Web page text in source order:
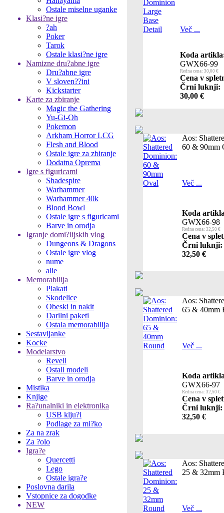
Ostale miselne uganke
Klasi?ne igre
?ah
Poker
Tarok
Ostale klasi?ne igre
Namizne dru?abne igre
Dru?abne igre
V sloven??ini
Kickstarter
Karte za zbiranje
Magic the Gathering
Yu-Gi-Oh
Pokemon
Arkham Horror LCG
Flesh and Blood
Ostale igre za zbiranje
Dodatna Oprema
Igre s figuricami
Shadespire
Warhammer
Warhammer 40k
Blood Bowl
Ostale igre s figuricami
Barve in orodja
Igranje domi?lijskih vlog
Dungeons & Dragons
Ostale igre vlog
nume
alie
Memorabilija
Plakati
Skodelice
Obeski in nakit
Darilni paketi
Ostala memorabilija
Sestavljanke
Kocke
Modelarstvo
Revell
Ostali modeli
Barve in orodja
Mistika
Knjige
Ra?unalniki in elektronika
USB klju?i
Podlage za mi?ko
Za na zrak
Za ?olo
Igra?e
Quercetti
Lego
Ostale igra?e
Poslovna darila
Vstopnice za dogodke
NEW
Več ...
Koda
GWX66-99
Redna cena: 30,00 €
Cena v
Črni luknji:
30,00 €
Aos:
60 & 90mm
Več ...
Koda
GWX66-98
Redna cena: 32,50 €
Cena v
Črni luknji:
32,50 €
Aos:
65 & 40mm
Več ...
Koda
GWX66-97
Redna cena: 32,50 €
Cena v
Črni luknji:
32,50 €
Aos:
25 & 32mm
Več ...